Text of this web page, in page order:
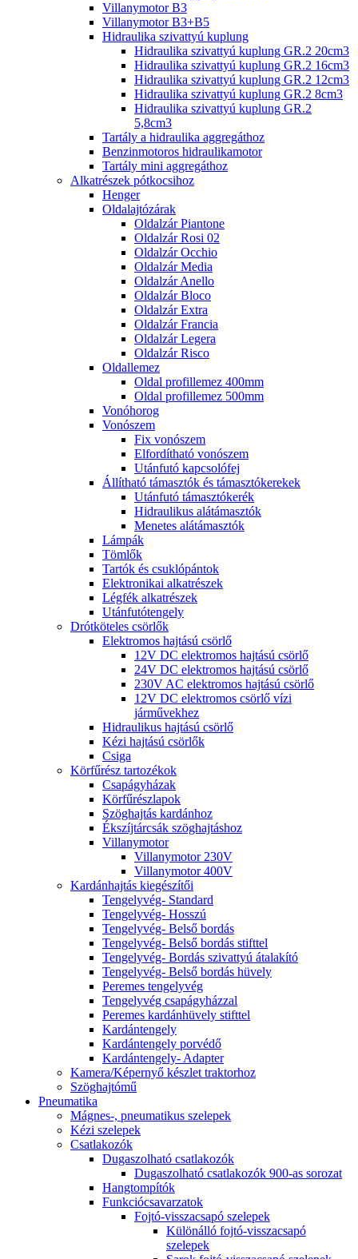
Villanymotor B3
Villanymotor B3+B5
Hidraulika szivattyú kuplung
Hidraulika szivattyú kuplung GR.2 20cm3
Hidraulika szivattyú kuplung GR.2 16cm3
Hidraulika szivattyú kuplung GR.2 12cm3
Hidraulika szivattyú kuplung GR.2 8cm3
Hidraulika szivattyú kuplung GR.2
5,8cm3
Tartály a hidraulika aggregáthoz
Benzinmotoros hidraulikamotor
Tartály mini aggregáthoz
Alkatrészek pótkocsihoz
Henger
Oldalajtózárak
Oldalzár Piantone
Oldalzár Rosi 02
Oldalzár Occhio
Oldalzár Media
Oldalzár Anello
Oldalzár Bloco
Oldalzár Extra
Oldalzár Francia
Oldalzár Legera
Oldalzár Risco
Oldallemez
Oldal profillemez 400mm
Oldal profillemez 500mm
Vonóhorog
Vonószem
Fix vonószem
Elfordítható vonószem
Utánfutó kapcsolófej
Állítható támasztók és támasztókerekek
Utánfutó támasztókerék
Hidraulikus alátámasztók
Menetes alátámasztók
Lámpák
Tömlők
Tartók és csuklópántok
Elektronikai alkatrészek
Légfék alkatrészek
Utánfutótengely
Drótköteles csörlők
Elektromos hajtású csörlő
12V DC elektromos hajtású csörlő
24V DC elektromos hajtású csörlő
230V AC elektromos hajtású csörlő
12V DC elektromos csörlő vízi
járművekhez
Hidraulikus hajtású csörlő
Kézi hajtású csörlők
Csiga
Körfűrész tartozékok
Csapágyházak
Körfűrészlapok
Szöghajtás kardánhoz
Ékszíjtárcsák szöghajtáshoz
Villanymotor
Villanymotor 230V
Villanymotor 400V
Kardánhajtás kiegészítői
Tengelyvég- Standard
Tengelyvég- Hosszú
Tengelyvég- Belső bordás
Tengelyvég- Belső bordás stifttel
Tengelyvég- Bordás szivattyú átalakító
Tengelyvég- Belső bordás hüvely
Peremes tengelyvég
Tengelyvég csapágyházzal
Peremes kardánhüvely stifttel
Kardántengely
Kardántengely porvédő
Kardántengely- Adapter
Kamera/Képernyő készlet traktorhoz
Szöghajtómű
Pneumatika
Mágnes-, pneumatikus szelepek
Kézi szelepek
Csatlakozók
Dugaszolható csatlakozók
Dugaszolható csatlakozók 900-as sorozat
Hangtompítók
Funkciócsavarzatok
Fojtó-visszacsapó szelepek
Különálló fojtó-visszacsapó
szelepek